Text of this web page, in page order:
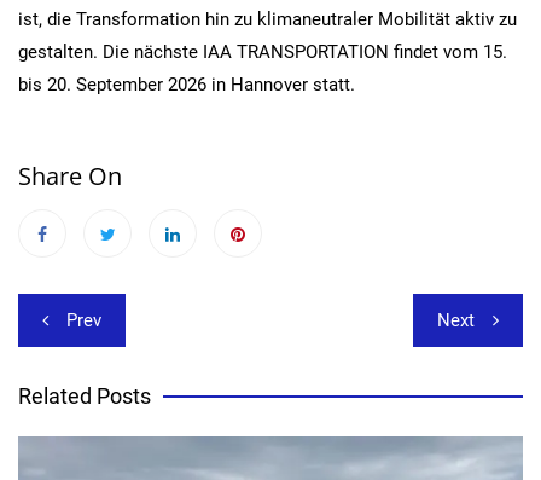
ist, die Transformation hin zu klimaneutraler Mobilität aktiv zu
gestalten. Die nächste IAA TRANSPORTATION findet vom 15.
bis 20. September 2026 in Hannover statt.
Share On
Beitragsnavigation
Prev Next
Related Posts